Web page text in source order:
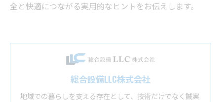
全と快適につながる実用的なヒントをお伝えします。
総合設備LLC株式会社
地域での暮らしを支える存在として、技術だけでなく誠実